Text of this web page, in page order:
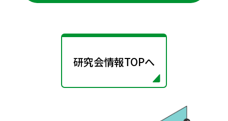
研究会情報TOPへ